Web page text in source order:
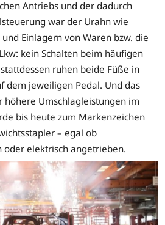
Antriebs und der dadurch
war der Urahn wie
Einlagern von Waren bzw. die
kein Schalten beim häufigen
ruhen beide Füße in
dem jeweiligen Pedal. Und das
höhere Umschlagleistungen im
bis heute zum Markenzeichen
– egal ob
elektrisch angetrieben.